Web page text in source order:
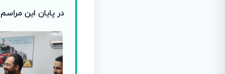
در پایان این